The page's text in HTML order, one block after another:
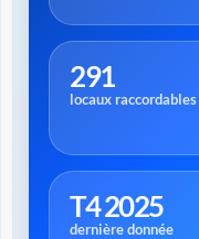
291
locaux raccordables
T4 2025
dernière donnée